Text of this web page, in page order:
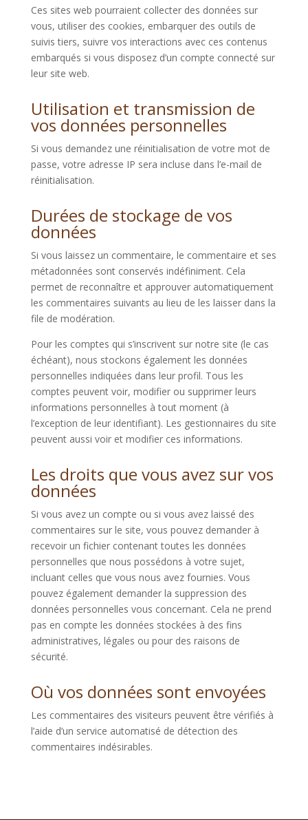
Ces sites web pourraient collecter des données sur
vous, utiliser des cookies, embarquer des outils de
suivis tiers, suivre vos interactions avec ces contenus
embarqués si vous disposez d’un compte connecté sur
leur site web.
Utilisation et transmission de
vos données personnelles
Si vous demandez une réinitialisation de votre mot de
passe, votre adresse IP sera incluse dans l’e-mail de
réinitialisation.
Durées de stockage de vos
données
Si vous laissez un commentaire, le commentaire et ses
métadonnées sont conservés indéfiniment. Cela
permet de reconnaître et approuver automatiquement
les commentaires suivants au lieu de les laisser dans la
file de modération.
Pour les comptes qui s’inscrivent sur notre site (le cas
échéant), nous stockons également les données
personnelles indiquées dans leur profil. Tous les
comptes peuvent voir, modifier ou supprimer leurs
informations personnelles à tout moment (à
l’exception de leur identifiant). Les gestionnaires du site
peuvent aussi voir et modifier ces informations.
Les droits que vous avez sur vos
données
Si vous avez un compte ou si vous avez laissé des
commentaires sur le site, vous pouvez demander à
recevoir un fichier contenant toutes les données
personnelles que nous possédons à votre sujet,
incluant celles que vous nous avez fournies. Vous
pouvez également demander la suppression des
données personnelles vous concernant. Cela ne prend
pas en compte les données stockées à des fins
administratives, légales ou pour des raisons de
sécurité.
Où vos données sont envoyées
Les commentaires des visiteurs peuvent être vérifiés à
l’aide d’un service automatisé de détection des
commentaires indésirables.